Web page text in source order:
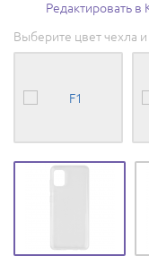
Редактировать в
Выберите цвет чехла